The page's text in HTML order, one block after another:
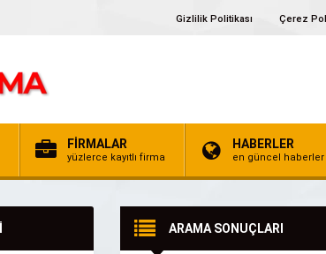
Gizlilik Politikası Çerez
FİRMALAR
yüzlerce kayıtlı firma
HABERLER
en güncel haberler
ARAMA SONUÇLARI